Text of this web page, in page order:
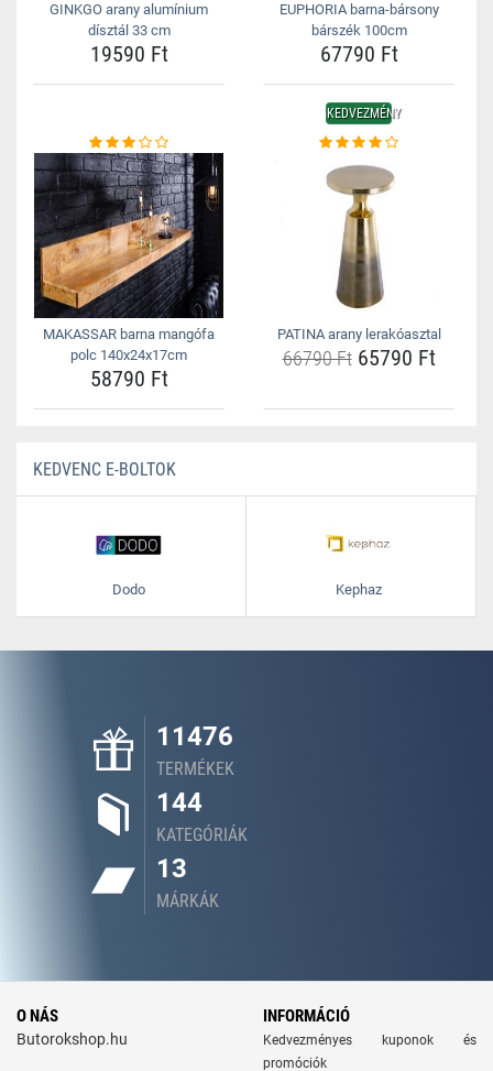
GINKGO arany alumínium
dísztál 33 cm
19590 Ft
EUPHORIA barna-bársony
bárszék 100cm
67790 Ft
MAKASSAR barna mangófa
polc 140x24x17cm
58790 Ft
KEDVEZMÉNY
PATINA arany lerakóasztal
66790 Ft65790 Ft
KEDVENC E-BOLTOK
Dodo Kephaz
11476
TERMÉKEK
144
KATEGÓRIÁK
13
MÁRKÁK
O NÁS
Butorokshop.hu
INFORMÁCIÓ
Kedvezményes kuponok és
promóciók